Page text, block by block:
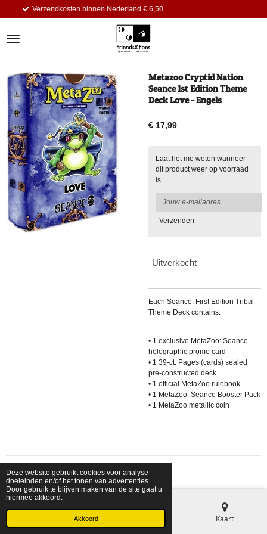
Deze website gebruikt cookies voor analyse-
doeleinden en/of het tonen van advertenties.
Door gebruik te blijven maken van de site gaat u
hiermee akkoord.
Akkoord
de
binnen Nederland € 6,50.
Metazoo Cryptid Nation
Seance 1st Edition Theme
Deck Love - Engels
€ 17,99
Laat het me weten wanneer
dit product weer op voorraad
is.
Verzenden
Uitverkocht
Each Seance: First Edition Tribal
Theme Deck contains:
• 1 exclusive MetaZoo: Seance
holographic promo card
• 1 39-ct. Pages (cards) sealed
pre-constructed deck
• 1 official MetaZoo rulebook
• 1 MetaZoo: Seance Booster Pack
• 1 MetaZoo metallic coin
© 2026 shopfriendsfoes
Kaart